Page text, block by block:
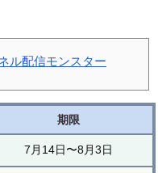
ル配信モンスター
期限
7月14日〜8月3日